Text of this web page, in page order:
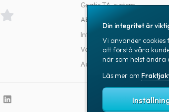
Gratis TA-system
Abonnemang
Integrationer
Verktyg för utvecklare
Automatiseringar
Fraktjakts
Din integritet är
Vi använder
att förstå våra
när som helst ändra
Läs mer om